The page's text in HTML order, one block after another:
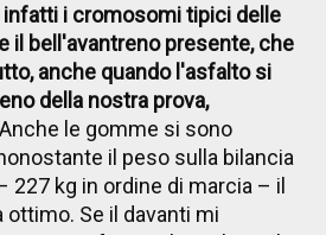
infatti i cromosomi tipici delle
il bell'avantreno presente, che
anche quando l'asfalto si
della nostra prova,
le gomme si sono
il peso sulla bilancia
227 kg in ordine di marcia – il
Se il davanti mi